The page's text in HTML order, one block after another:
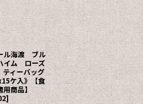
ル海渡 ブル
イム ローズ
ィーバッグ
ケ入》【食
用商品】
]